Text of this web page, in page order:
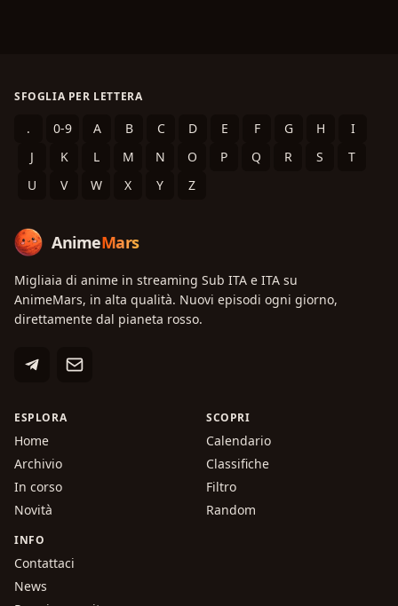
SFOGLIA PER LETTERA
. 0-9 A B C D E F G H
I
J
K L M N O P Q R S
T
U
V W X Y Z
AnimeMars
Migliaia di anime in streaming Sub ITA e ITA su
AnimeMars, in alta qualità. Nuovi episodi ogni giorno,
direttamente dal pianeta rosso.
ESPLORA
Home
Archivio
In corso
Novità
SCOPRI
Calendario
Classifiche
Filtro
Random
INFO
Contattaci
News